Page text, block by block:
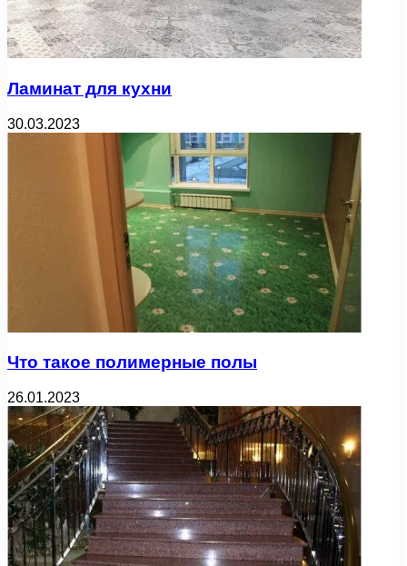
Ламинат для кухни
30.03.2023
Что такое полимерные полы
26.01.2023